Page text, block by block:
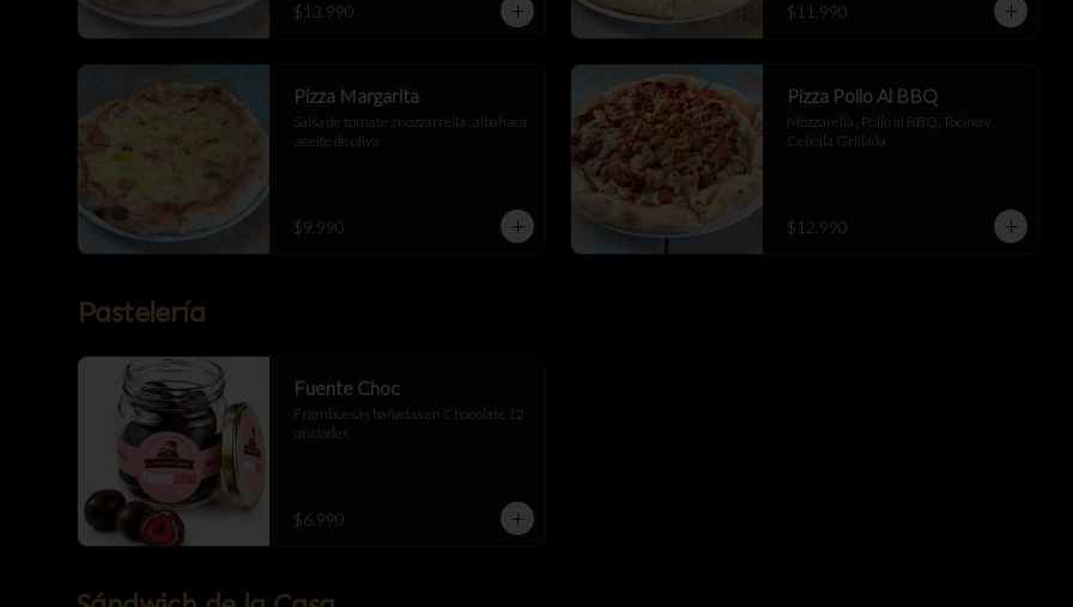
$13.990 $11.990
Pizza Margarita
Salsa de tomate ,mozzarrella , albahaca
,aceite de oliva
$9.990
Pizza Pollo Al BBQ
Mozzarella , Pollo al BBQ, Tocino y
Cebolla Grillada
$12.990
Pastelería
Fuente Choc
Frambuesas bañadas en Chocolate 12
unidades
$6.990